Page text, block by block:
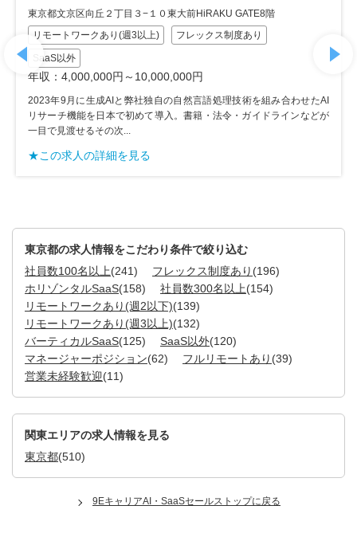
東京都文京区向丘２丁目３−１０東大前HiRAKU GATE8階
リモートワークあり(週3以上)
フレックス制度あり
SaaS以外
年収：4,000,000円～10,000,000円
2023年9月に生成AIと弊社独自の自然言語処理技術を組み合わせたAI
リサーチ機能を日本で初めて導入。書籍・法令・ガイドラインなどが
一目で見渡せるその次...
★この求人の詳細を見る
東京都の求人情報をこだわり条件で絞り込む
社員数100名以上(241) フレックス制度あり (196)
ホリゾンタルSaaS(158) 社員数300名以上(154)
リモートワークあり(週2以下)(139)
リモートワークあり(週3以上)(132)
バーティカルSaaS(125) SaaS以外(120)
マネージャーポジション(62) フルリモートあり (39)
営業未経験歓迎(11)
関東エリアの求人情報を見る
東京都(510)
9EキャリアAI・SaaSセールストップに戻る